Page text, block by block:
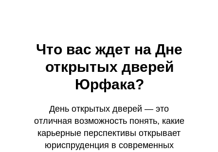
Что вас ждет на Дне
открытых дверей
Юрфака?
День открытых дверей — это
отличная возможность понять, какие
карьерные перспективы открывает
юриспруденция в современных